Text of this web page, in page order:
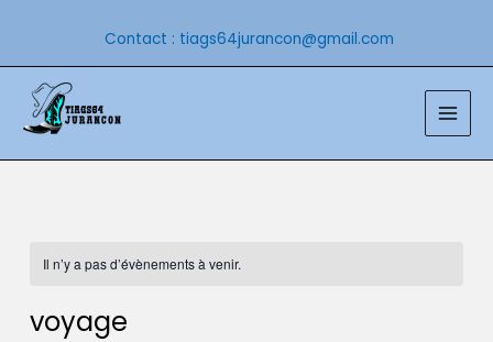
Contact : tiags64jurancon@gmail.com
Main
Il n’y a pas d’évènements à venir.
voyage